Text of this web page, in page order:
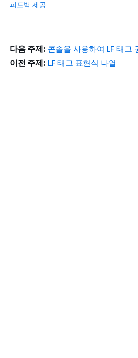
피드백 제공
다음 주제: 콘솔을 사용하여 LF 태그
이전 주제: LF 태그 표현식 나열